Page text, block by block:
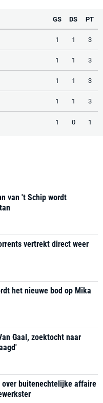
GS DS PT
1 1 3
1 1 3
1 1 3
1 1 3
1 0 1
van 't Schip wordt
vertrekt direct weer
het nieuwe bod op Mika
Gaal, zoektocht naar
buitenechtelijke affaire